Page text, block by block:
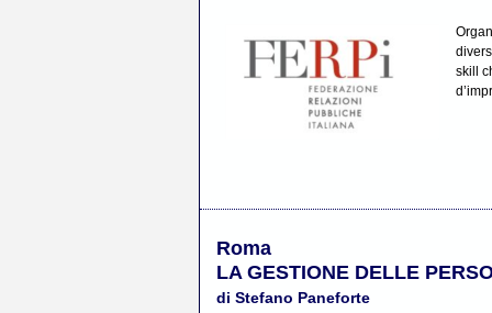
skill
Roma
LA GESTIONE DELLE
di Stefano Paneforte